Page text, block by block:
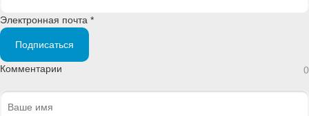
Электронная почта *
Подписаться
Комментарии 0